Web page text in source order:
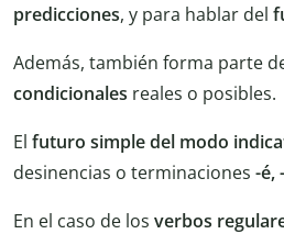
predicciones, y para hablar del
Además, también forma parte
condicionales reales o posibles.
El futuro simple del modo
desinencias o terminaciones -é,
En el caso de los verbos